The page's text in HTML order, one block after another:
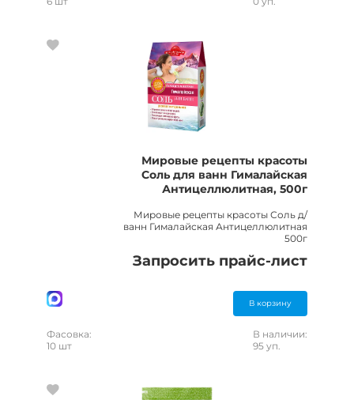
Мировые рецепты красоты
Соль для ванн Гималайская
Антицеллюлитная, 500г
Мировые рецепты красоты Соль д/
ванн Гималайская Антицеллюлитная
500г
Запросить прайс-лист
В корзину
Фасовка:
10 шт
В наличии:
95 уп.